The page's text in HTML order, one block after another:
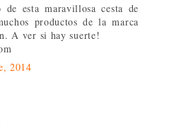
esta maravillosa cesta de
productos de la marca
A ver si hay suerte!
2014